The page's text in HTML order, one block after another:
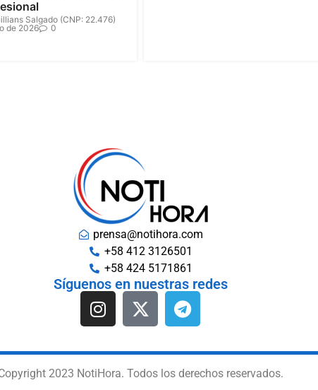
Salgado (CNP: 22.476)
de 2026
0
prensa@notihora.com
+58 412 3126501
+58 424 5171861
Síguenos en nuestras redes
2023 NotiHora. Todos los derechos reservados.